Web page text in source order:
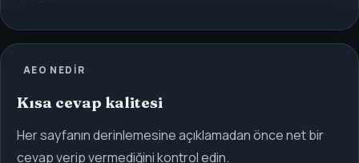
AEO NEDIR
Kısa cevap kalitesi
Her sayfanın derinlemesine açıklamadan önce net bir
cevap verip vermediğini kontrol edin.